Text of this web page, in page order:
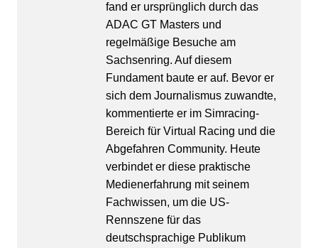
fand er ursprünglich durch das
ADAC GT Masters und
regelmäßige Besuche am
Sachsenring. Auf diesem
Fundament baute er auf. Bevor er
sich dem Journalismus zuwandte,
kommentierte er im Simracing-
Bereich für Virtual Racing und die
Abgefahren Community. Heute
verbindet er diese praktische
Medienerfahrung mit seinem
Fachwissen, um die US-
Rennszene für das
deutschsprachige Publikum